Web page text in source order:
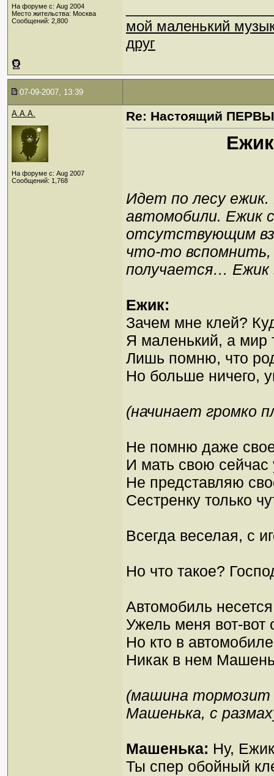
На форуме с: Aug 2004
Место жительства: Москва
Сообщений: 2,800
мой маленький
друг
07-09-2007, 13:39
A.A.A.
На форуме с: Aug 2007
Сообщений: 1,768
Re: Настоящий
Идет по лесу
автомобили. Ежик
отсутствующим
что-то вспомнить,
получается… Ежик
Ежик:
Зачем мне клей?
Я маленький, а мир
Лишь помню, что
Но больше ничего,
(начинает громко
Не помню даже
И мать свою
Не представляю
Сестренку только
Всегда веселая, с
Но что такое?
Автомобиль
Ужель меня вот-вот
Но кто в
Никак в нем
(машина тормозит
Машенька, с
Машенька: Ну,
Ты спер обойный